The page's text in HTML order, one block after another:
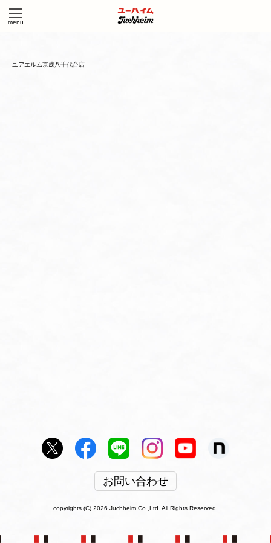
ユアエルム京成八千代台店
お問い合わせ
copyrights (C) 2026 Juchheim Co.,Ltd. All Rights Reserved.